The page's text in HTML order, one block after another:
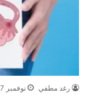
رغد مطفي نوفمبر 27, 2023